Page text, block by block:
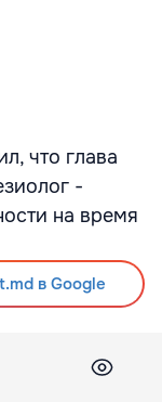
что глава
-
на время
в Google